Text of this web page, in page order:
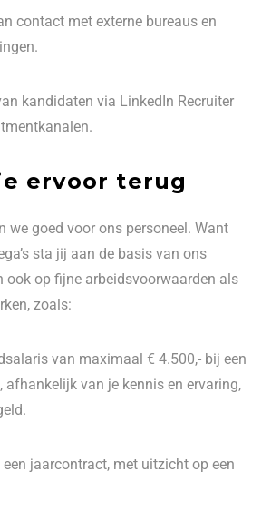
contact met externe bureaus en
kandidaten via LinkedIn Recruiter
ervoor terug
we goed voor ons personeel. Want
sta jij aan de basis van ons
ook op fijne arbeidsvoorwaarden als
zoals:
van maximaal € 4.500,- bij een
afhankelijk van je kennis en ervaring,
een jaarcontract, met uitzicht op een